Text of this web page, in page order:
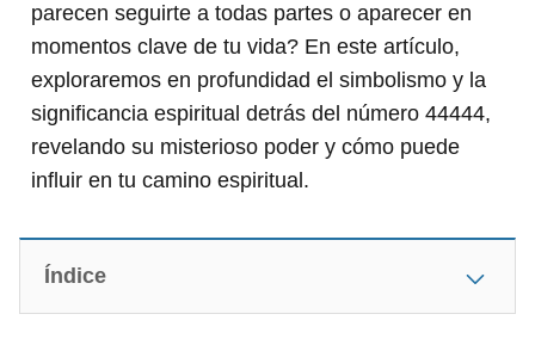
parecen seguirte a todas partes o aparecer en
momentos clave de tu vida? En este artículo,
exploraremos en profundidad el simbolismo y la
significancia espiritual detrás del número 44444,
revelando su misterioso poder y cómo puede
influir en tu camino espiritual.
Índice